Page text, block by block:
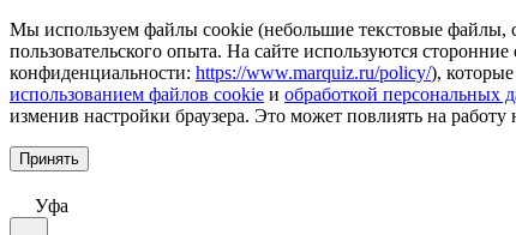
Мы используем файлы cookie (небольшие текстовые файлы,
пользовательского опыта. На сайте используются
конфиденциальности: https://www.marquiz.ru/policy/),
использованием файлов cookie и обработкой персональных
изменив настройки браузера. Это может повлиять на
Принять
Уфа